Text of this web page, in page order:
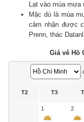
Lạt vào mùa
Mặc dù là mùa
cảm nhận được
Prenn, thác
Giá vé Hồ
T2 T3
1 2